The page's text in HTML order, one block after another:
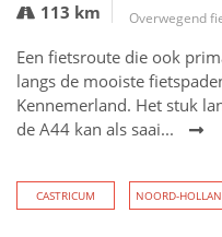
113 km Overwegend
Een fietsroute die ook
langs de mooiste
Kennemerland. Het stuk
de A44 kan als saai...
CASTRICUM NOORD-